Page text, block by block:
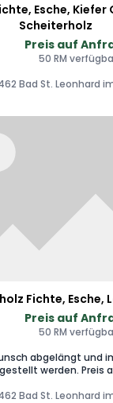
Esche, Kiefer
Scheiterholz
Preis auf
50 RM
Bad St. Leonhard
Fichte, Esche,
Preis auf
50 RM
abgelängt und
werden. Preis
Bad St. Leonhard